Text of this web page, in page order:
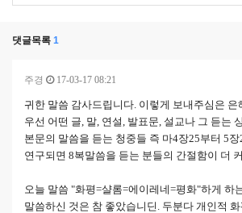
댓글목록 1
주경 17-03-17 08:21
귀한 말씀 감사드립니다. 이렇게 보내주심은
우선 어떤 글, 말, 연설, 발표문, 설교나 그 듣는
본문의 말씀을 듣는 청중들 즉 마4장25부터 5
연구되면 8복말씀을 듣는 분들의 간절함이 더
오늘 말씀 "화평=샬롬=에이레네=평화"하게 하
말씀하신 것은 참 좋았습니딘. 두분다 개인적